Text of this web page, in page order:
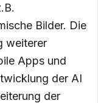
Bilder. Die
weiterer
Apps und
der AI
der